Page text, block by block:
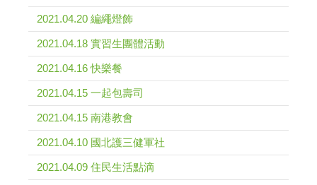
2021.04.20 編繩燈飾
2021.04.18 實習生團體活動
2021.04.16 快樂餐
2021.04.15 一起包壽司
2021.04.15 南港教會
2021.04.10 國北護三健軍社
2021.04.09 住民生活點滴